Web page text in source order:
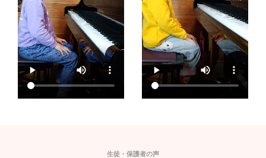
生徒・保護者の声